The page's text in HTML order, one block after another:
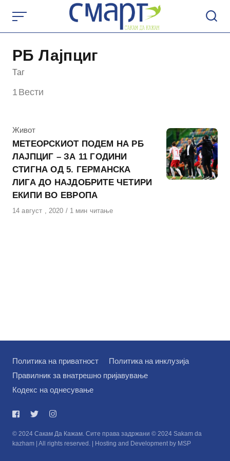
content
РБ Лајпциг
Таг
1 Вести
КАтегорија
Живот
МЕТЕОРСКИОТ ПОДЕМ НА РБ
ЛАЈПЦИГ – ЗА 11 ГОДИНИ
СТИГНА ОД 5. ГЕРМАНСКА
ЛИГА ДО НАЈДОБРИТЕ ЧЕТИРИ
ЕКИПИ ВО ЕВРОПА
Објавено
14 август , 2020 1 мин читање
Политика на приватност
Политика на инклузија
Правилник за внатрешно пријавување
Кодекс на однесување
© 2024 Сакам Да Кажам. Сите права задржани © 2024 Sakam da
kazham | All rights reserved. | Hosting and Development by MSP